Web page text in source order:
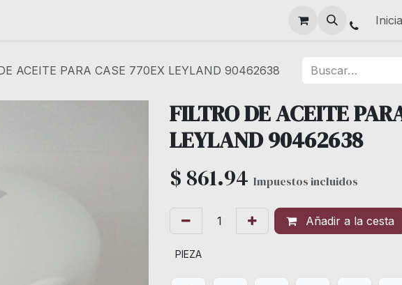
ACEITE PARA CASE 770EX LEYLAND 90462638
FILTRO DE ACEITE
LEYLAND 90462638
$ 861.94 Impuestos incluidos
Añadir a la cesta
PIEZA